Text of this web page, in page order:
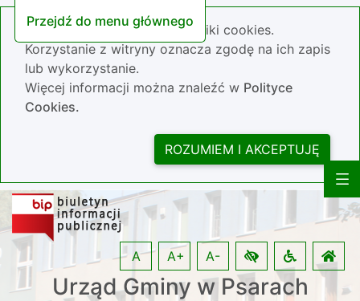
Przejdź do menu głównego
Nasza strona wykorzystuje pliki cookies.
Korzystanie z witryny oznacza zgodę na ich zapis
lub wykorzystanie.
Więcej informacji można znaleźć w Polityce
Cookies.
ROZUMIEM I AKCEPTUJĘ
Urząd Gminy w Psarach
A A+ A-